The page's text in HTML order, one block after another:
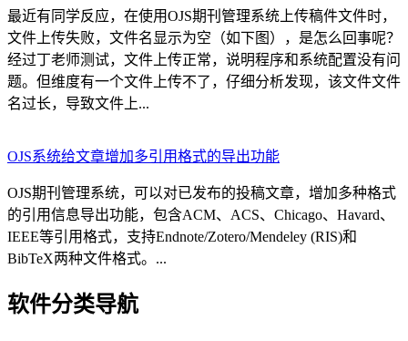
最近有同学反应，在使用OJS期刊管理系统上传稿件文件时，
文件上传失败，文件名显示为空（如下图），是怎么回事呢？
经过丁老师测试，文件上传正常，说明程序和系统配置没有问
题。但维度有一个文件上传不了，仔细分析发现，该文件文件
名过长，导致文件上...
OJS系统给文章增加多引用格式的导出功能
OJS期刊管理系统，可以对已发布的投稿文章，增加多种格式
的引用信息导出功能，包含ACM、ACS、Chicago、Havard、
IEEE等引用格式，支持Endnote/Zotero/Mendeley (RIS)和
BibTeX两种文件格式。...
软件分类导航